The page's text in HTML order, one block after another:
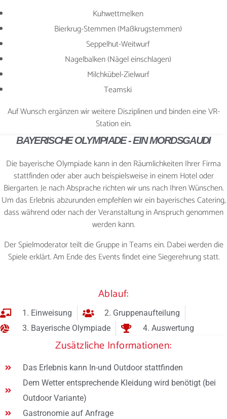
Kuhwettmelken
Bierkrug-Stemmen (Maßkrugstemmen)
Seppelhut-Weitwurf
Nagelbalken (Nägel einschlagen)
Milchkübel-Zielwurf
Teamski
Auf Wunsch ergänzen wir weitere Disziplinen und binden eine VR-
Station ein.
BAYERISCHE OLYMPIADE - EIN MORDSGAUDI
Die bayerische Olympiade kann in den Räumlichkeiten Ihrer Firma
stattfinden oder aber auch beispielsweise in einem Hotel oder
Biergarten. Je nach Absprache richten wir uns nach Ihren Wünschen.
Um das Erlebnis abzurunden empfehlen wir ein bayerisches Catering,
dass während oder nach der Veranstaltung in Anspruch genommen
werden kann.
Der Spielmoderator teilt die Gruppe in Teams ein. Dabei werden die
Spiele erklärt. Am Ende des Events findet eine Siegerehrung statt.
Ablauf:
1. Einweisung
2. Gruppenaufteilung
3. Bayerische Olympiade
4. Auswertung
Zusätzliche Informationen:
Das Erlebnis kann In-und Outdoor stattfinden
Dem Wetter entsprechende Kleidung wird benötigt (bei
Outdoor Variante)
Gastronomie auf Anfrage